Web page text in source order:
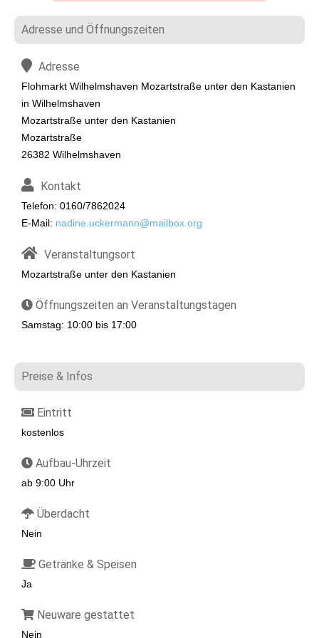
Adresse und Öffnungszeiten
Adresse
Flohmarkt Wilhelmshaven Mozartstraße unter den Kastanien
in Wilhelmshaven
Mozartstraße unter den Kastanien
Mozartstraße
26382 Wilhelmshaven
Kontakt
Telefon: 0160/7862024
E-Mail: nadine.uckermann@mailbox.org
Veranstaltungsort
Mozartstraße unter den Kastanien
Öffnungszeiten an Veranstaltungstagen
Samstag: 10:00 bis 17:00
Preise & Infos
Eintritt
kostenlos
Aufbau-Uhrzeit
ab 9:00 Uhr
Überdacht
Nein
Getränke & Speisen
Ja
Neuware gestattet
Nein